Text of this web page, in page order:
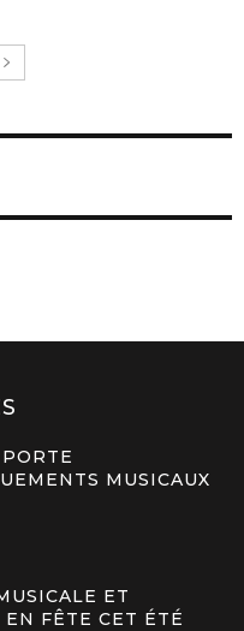
MUSICAUX
ET
EN FÊTE CET ÉTÉ